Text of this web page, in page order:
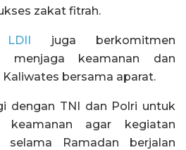
zakat fitrah.
LDII juga berkomitmen
menjaga keamanan dan
bersama aparat.
dengan TNI dan Polri untuk
keamanan agar kegiatan
selama Ramadan berjalan